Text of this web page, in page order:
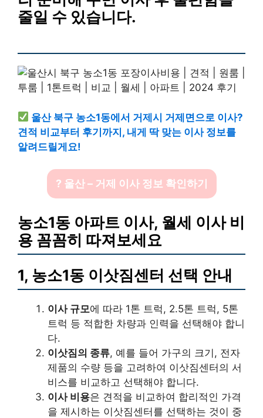
줄일 수 있습니다.
울산 북구 농소1동에서 거제시 거제면으로 이사?
견적 비교부터 후기까지, 내게 딱 맞는 이사 정보를
알려드릴게요!
? 울산 – 거제 이사 정보 확인하기
농소1동 아파트 이사, 월세 이사 비
용 꼼꼼히 따져보세요
1, 농소1동 이삿짐센터 선택 안내
이사 규모에 따라 1톤 트럭, 2.5톤 트럭, 5톤
트럭 등 적합한 차량과 인력을 선택해야 합니
다.
이삿짐의 종류, 예를 들어 가구의 크기, 전자
제품의 수량 등을 고려하여 이삿짐센터의 서
비스를 비교하고 선택해야 합니다.
이사 비용은 견적을 비교하여 합리적인 가격
을 제시하는 이삿짐센터를 선택하는 것이 중